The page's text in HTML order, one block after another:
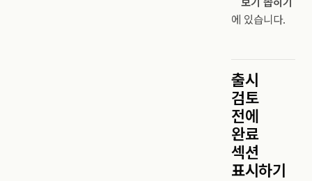
보기 좁히기
에 있습니다.
출시
검토
전에
완료
섹션
표시하기